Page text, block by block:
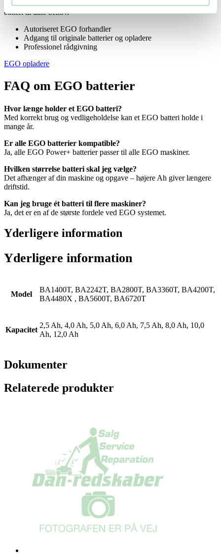
originale produkter. Vi hjælper dig med at vælge det rigtige EGO
batteri til dine behov.
Autoriseret EGO forhandler
Adgang til originale batterier og opladere
Professionel rådgivning
EGO opladere
FAQ om EGO batterier
Hvor længe holder et EGO batteri?
Med korrekt brug og vedligeholdelse kan et EGO batteri holde i
mange år.
Er alle EGO batterier kompatible?
Ja, alle EGO Power+ batterier passer til alle EGO maskiner.
Hvilken størrelse batteri skal jeg vælge?
Det afhænger af din maskine og opgave – højere Ah giver længere
driftstid.
Kan jeg bruge ét batteri til flere maskiner?
Ja, det er en af de største fordele ved EGO systemet.
Yderligere information
Yderligere information
Model
BA1400T, BA2242T, BA2800T, BA3360T, BA4200T,
BA4480X , BA5600T, BA6720T
Kapacitet
2,5 Ah, 4,0 Ah, 5,0 Ah, 6,0 Ah, 7,5 Ah, 8,0 Ah, 10,0
Ah, 12,0 Ah
Dokumenter
Relaterede produkter